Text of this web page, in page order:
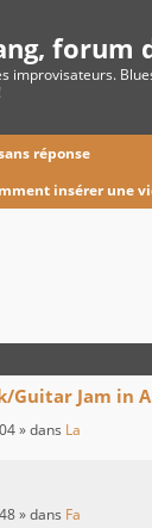
forum
improvisateurs.
réponse
insérer une
Guitar Jam in
» dans La
» dans Fa